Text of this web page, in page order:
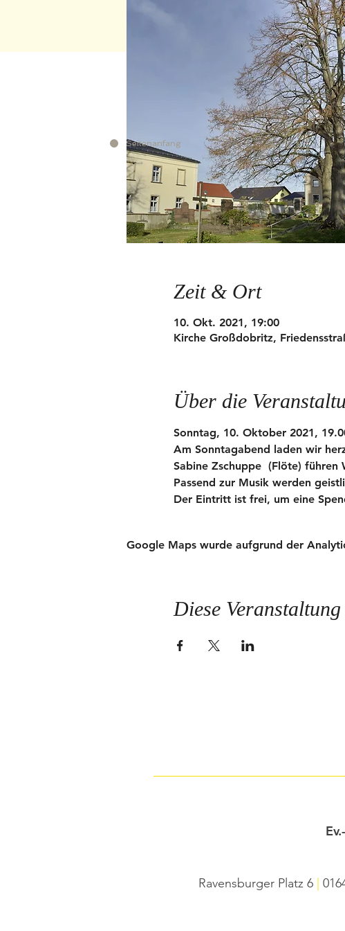
Seitenanfang
Zeit & Ort
10. Okt. 2021, 19:00
Kirche Großdobritz,
Über die
Sonntag, 10. Oktober 2021,
Am Sonntagabend laden wir
Sabine Zschuppe  (Flöte)
Passend zur Musik werden
Der Eintritt ist frei, um eine
Google Maps wurde aufgrund der
Diese
Ravensburger Platz 6